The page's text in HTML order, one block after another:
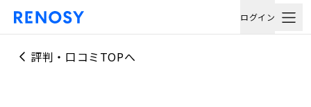
ログイン
評判・口コミTOPへ